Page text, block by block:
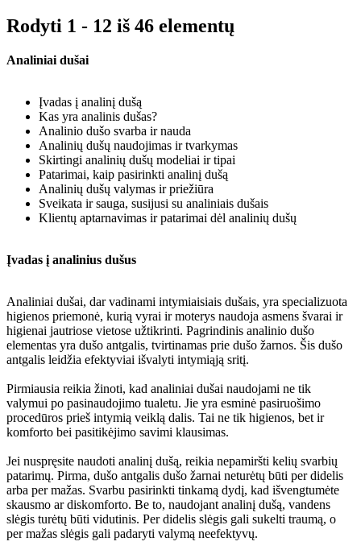
Rodyti 1 - 12 iš 46 elementų
Analiniai dušai
Įvadas į analinį dušą
Kas yra analinis dušas?
Analinio dušo svarba ir nauda
Analinių dušų naudojimas ir tvarkymas
Skirtingi analinių dušų modeliai ir tipai
Patarimai, kaip pasirinkti analinį dušą
Analinių dušų valymas ir priežiūra
Sveikata ir sauga, susijusi su analiniais dušais
Klientų aptarnavimas ir patarimai dėl analinių dušų
Įvadas į analinius dušus
Analiniai dušai, dar vadinami intymiaisiais dušais, yra specializuota
higienos priemonė, kurią vyrai ir moterys naudoja asmens švarai ir
higienai jautriose vietose užtikrinti. Pagrindinis analinio dušo
elementas yra dušo antgalis, tvirtinamas prie dušo žarnos. Šis dušo
antgalis leidžia efektyviai išvalyti intymiąją sritį.
Pirmiausia reikia žinoti, kad analiniai dušai naudojami ne tik
valymui po pasinaudojimo tualetu. Jie yra esminė pasiruošimo
procedūros prieš intymią veiklą dalis. Tai ne tik higienos, bet ir
komforto bei pasitikėjimo savimi klausimas.
Jei nuspręsite naudoti analinį dušą, reikia nepamiršti kelių svarbių
patarimų. Pirma, dušo antgalis dušo žarnai neturėtų būti per didelis
arba per mažas. Svarbu pasirinkti tinkamą dydį, kad išvengtumėte
skausmo ar diskomforto. Be to, naudojant analinį dušą, vandens
slėgis turėtų būti vidutinis. Per didelis slėgis gali sukelti traumą, o
per mažas slėgis gali padaryti valymą neefektyvų.